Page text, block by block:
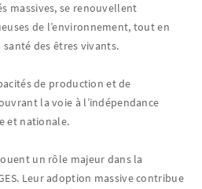
massives, se renouvellent
de l’environnement, tout en
des êtres vivants.
de production et de
la voie à l’indépendance
et nationale.
un rôle majeur dans la
Leur adoption massive contribue